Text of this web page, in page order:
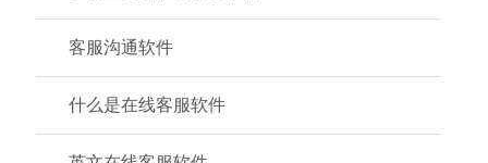
客服沟通软件
什么是在线客服软件